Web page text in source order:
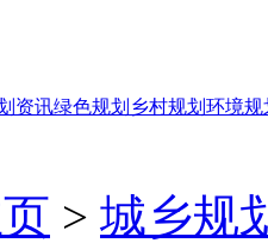
资讯绿色规划 乡村规划 环境规
> 城乡规